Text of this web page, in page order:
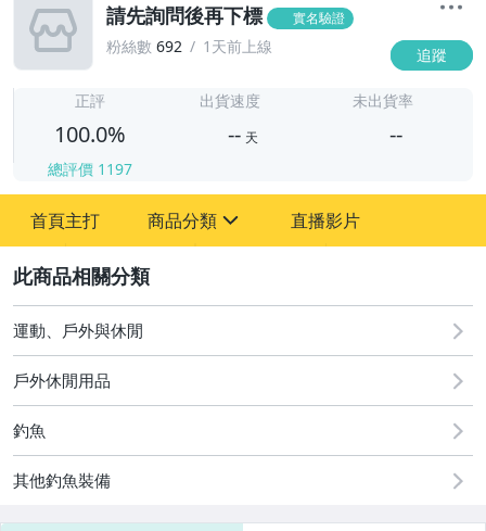
請先詢問後再下標 實名驗證
粉絲數 692 1天前上線 追蹤
正評
100.0%
總評價 1197
出貨速度
-- 天
未出貨率
--
首頁主打 商品分類
運動、戶外與休閒
直播影片
運動、戶外與休閒
戶外休閒用品
釣魚
其他釣魚裝備